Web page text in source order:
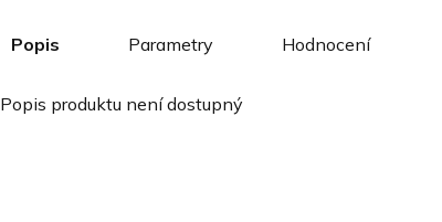
Popis Parametry Hodnocení
Popis produktu není dostupný